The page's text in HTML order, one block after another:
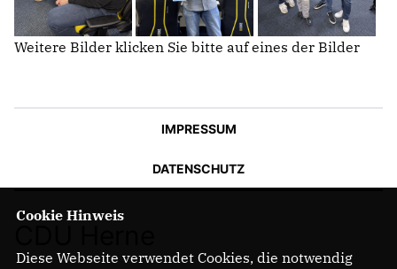
Weitere Bilder klicken Sie bitte auf eines der Bilder
IMPRESSUM
DATENSCHUTZ
Cookie Hinweis
Diese Webseite verwendet Cookies, die notwendig